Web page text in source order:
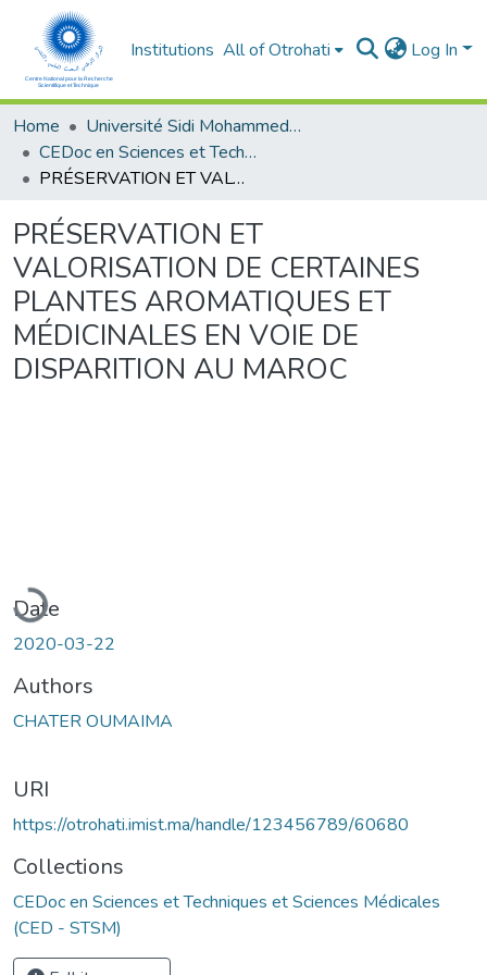
Institutions All of Otrohati Log In
Home
Université Sidi Mohammed Ben Abdellah - Fès
CEDoc en Sciences et Techniques et Sciences Médicales (CED - STSM)
PRÉSERVATION ET VALORISATION DE CERTAINES PLANTES AROMATIQUES ET MÉDICINALES EN VOIE DE DISPARITION AU MAROC
PRÉSERVATION ET
VALORISATION DE CERTAINES
PLANTES AROMATIQUES ET
MÉDICINALES EN VOIE DE
DISPARITION AU MAROC
Date
2020-03-22
Authors
CHATER OUMAIMA
URI
https://otrohati.imist.ma/handle/123456789/60680
Collections
CEDoc en Sciences et Techniques et Sciences Médicales
(CED - STSM)